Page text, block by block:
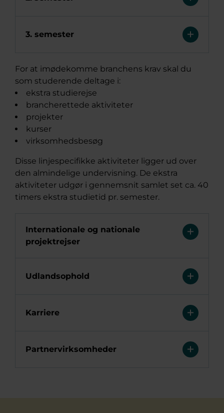
3. semester
For at imødekomme branchens krav skal du
som studerende deltage i:
ekstra studierejse
brancherettede aktiviteter
projekter
kurser
virksomhedsbesøg
Disse linjespecifikke aktiviteter ligger ud over
den almindelige undervisning. De ekstra
aktiviteter udgør i gennemsnit samlet set ca. 40
timers ekstra studietid pr. semester.
Internationale og nationale
projektrejser
Udlandsophold
Karriere
Partnervirksomheder